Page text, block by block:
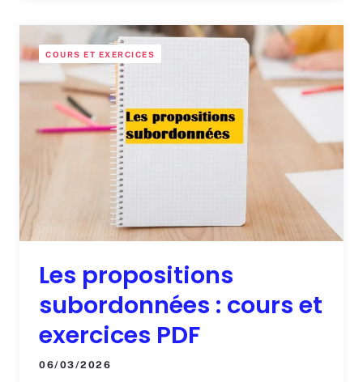
COURS ET EXERCICES
Les propositions
subordonnées : cours et
exercices PDF
06/03/2026